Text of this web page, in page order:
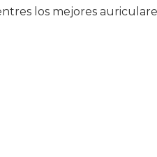
los mejores